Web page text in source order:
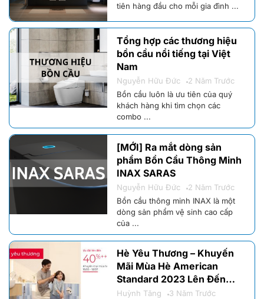
tiên hàng đầu cho mỗi gia đình ...
Tổng hợp các thương hiệu
bồn cầu nổi tiếng tại Việt
Nam
Nguyễn Hữu Đức
2 Năm Trước
Bồn cầu luôn là ưu tiên của quý
khách hàng khi tìm chọn các
combo ...
[MỚI] Ra mắt dòng sản
phẩm Bồn Cầu Thông Minh
INAX SARAS
Nguyễn Hữu Đức
2 Năm Trước
Bồn cầu thông minh INAX là một
dòng sản phẩm vệ sinh cao cấp
của ...
Hè Yêu Thương – Khuyến
Mãi Mùa Hè American
Standard 2023 Lên Đến
40%
Huỳnh Tăng
3 Năm Trước